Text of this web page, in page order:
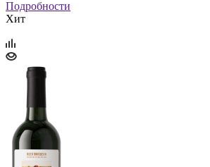
Подробности
Хит